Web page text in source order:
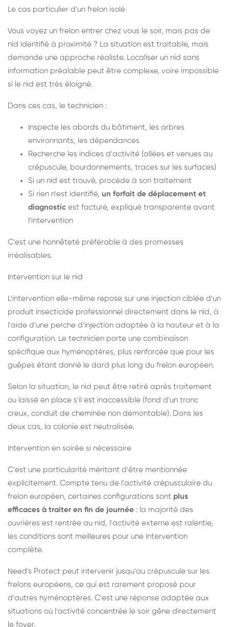
Le cas particulier d'un frelon isolé
Vous voyez un frelon entrer chez vous le soir, mais pas de
nid identifié à proximité ? La situation est traitable, mais
demande une approche réaliste. Localiser un nid sans
information préalable peut être complexe, voire impossible
si le nid est très éloigné.
Dans ces cas, le technicien :
Inspecte les abords du bâtiment, les arbres
environnants, les dépendances
Recherche les indices d'activité (allées et venues au
crépuscule, bourdonnements, traces sur les surfaces)
Si un nid est trouvé, procède à son traitement
Si rien n'est identifié, un forfait de déplacement et
diagnostic est facturé, expliqué transparente avant
l'intervention
C'est une honnêteté préférable à des promesses
irréalisables.
Intervention sur le nid
L'intervention elle-même repose sur une injection ciblée d'un
produit insecticide professionnel directement dans le nid, à
l'aide d'une perche d'injection adaptée à la hauteur et à la
configuration. Le technicien porte une combinaison
spécifique aux hyménoptères, plus renforcée que pour les
guêpes étant donné le dard plus long du frelon européen.
Selon la situation, le nid peut être retiré après traitement
ou laissé en place s'il est inaccessible (fond d'un tronc
creux, conduit de cheminée non démontable). Dans les
deux cas, la colonie est neutralisée.
Intervention en soirée si nécessaire
C'est une particularité méritant d'être mentionnée
explicitement. Compte tenu de l'activité crépusculaire du
frelon européen, certaines configurations sont plus
efficaces à traiter en fin de journée : la majorité des
ouvrières est rentrée au nid, l'activité externe est ralentie,
les conditions sont meilleures pour une intervention
complète.
Need's Protect peut intervenir jusqu'au crépuscule sur les
frelons européens, ce qui est rarement proposé pour
d'autres hyménoptères. C'est une réponse adaptée aux
situations où l'activité concentrée le soir gêne directement
le foyer.